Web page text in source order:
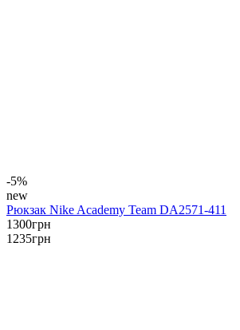
-5%
new
Рюкзак Nike Academy Team DA2571-411
1300грн
1235грн